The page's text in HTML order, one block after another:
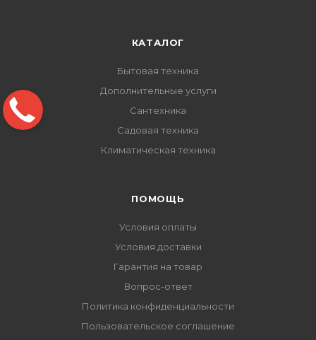
КАТАЛОГ
Бытовая техника
Дополнительные услуги
Сантехника
Садовая техника
Климатическая техника
ПОМОЩЬ
Условия оплаты
Условия доставки
Гарантия на товар
Вопрос-ответ
Политика конфиденциальности
Пользовательское соглашение